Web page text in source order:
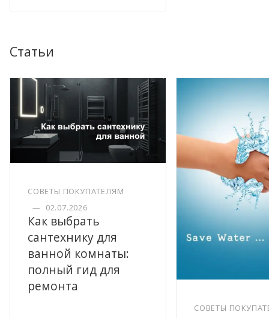
Статьи
СОВЕТЫ ПОКУПАТЕЛЯМ
— 02.07.2026
Как выбрать
сантехнику для
ванной комнаты:
полный гид для
ремонта
СОВЕТЫ